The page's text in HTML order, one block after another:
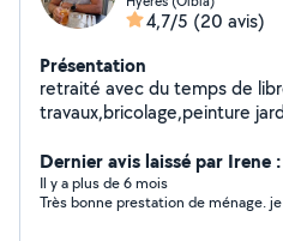
4,7/5 (20 avis)
Présentation
retraité avec du temps de
travaux,bricolage,peinture
Dernier avis laissé par Irene
Il y a plus de 6 mois
Très bonne prestation de ménage.